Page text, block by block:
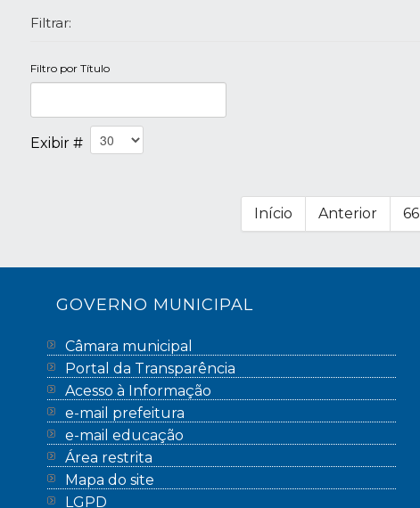
Filtrar:
Filtro por Título
Exibir #
Início Anterior 66
GOVERNO MUNICIPAL
Câmara municipal
Portal da Transparência
Acesso à Informação
e-mail prefeitura
e-mail educação
Área restrita
Mapa do site
LGPD